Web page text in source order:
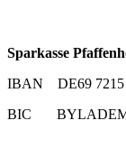
Sparkasse
IBAN DE69 7215
BIC